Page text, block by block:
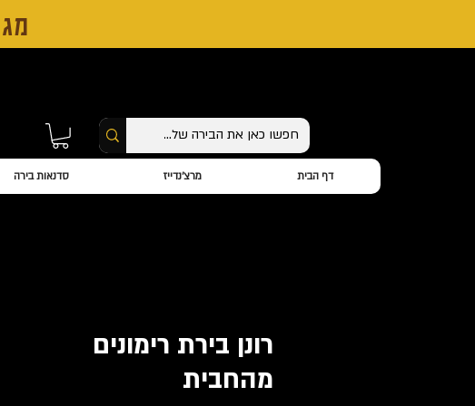
דף הבית מרצ'נדייז סדנאות בירה
רונן בירת רימונים
מהחבית